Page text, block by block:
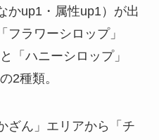
かup1・属性up1）が出
ラワーシロップ」
「ハニーシロップ」
2種類。
ざん」エリアから「チ